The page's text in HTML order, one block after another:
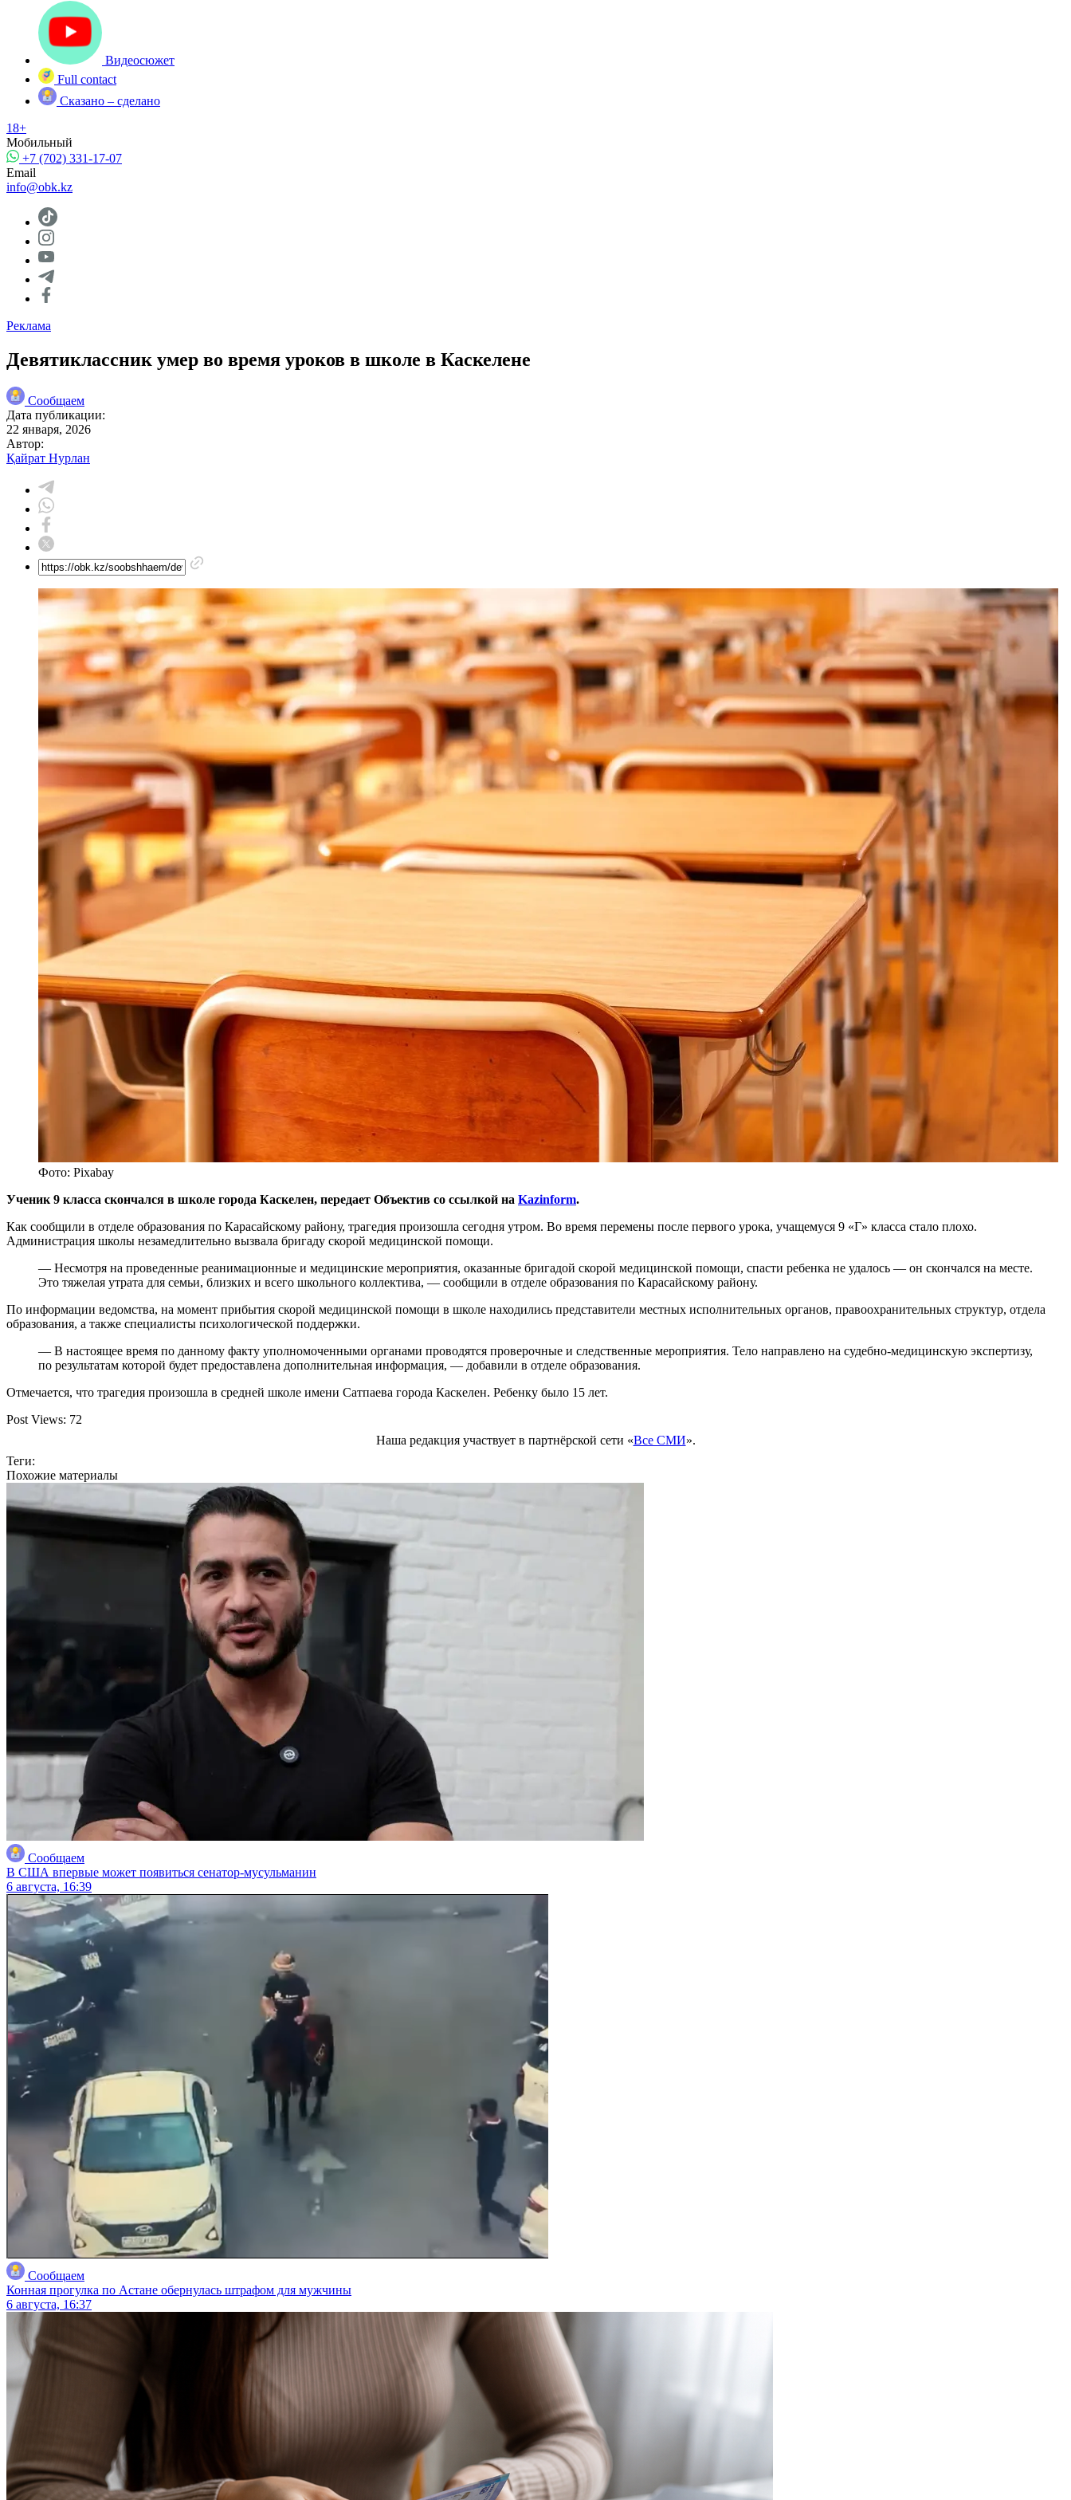
Видеосюжет
Full contact
Сказано – сделано
18+
Мобильный
+7 (702) 331-17-07
Email
info@obk.kz
Реклама
Девятиклассник умер во время уроков в школе в Каскелене
Сообщаем
Дата публикации:
22 января, 2026
Автор:
Қайрат Нурлан
Фото: Pixabay
Ученик 9 класса скончался в школе города Каскелен, передает Объектив со ссылкой на Kazinform.
Как сообщили в отделе образования по Карасайскому району, трагедия произошла сегодня утром. Во время перемены после первого урока, учащемуся 9 «Г» класса стало плохо.
Администрация школы незамедлительно вызвала бригаду скорой медицинской помощи.
— Несмотря на проведенные реанимационные и медицинские мероприятия, оказанные бригадой скорой медицинской помощи, спасти ребенка не удалось — он скончался на месте.
Это тяжелая утрата для семьи, близких и всего школьного коллектива, — сообщили в отделе образования по Карасайскому району.
По информации ведомства, на момент прибытия скорой медицинской помощи в школе находились представители местных исполнительных органов, правоохранительных структур, отдела
образования, а также специалисты психологической поддержки.
— В настоящее время по данному факту уполномоченными органами проводятся проверочные и следственные мероприятия. Тело направлено на судебно-медицинскую экспертизу,
по результатам которой будет предоставлена дополнительная информация, — добавили в отделе образования.
Отмечается, что трагедия произошла в средней школе имени Сатпаева города Каскелен. Ребенку было 15 лет.
Post Views: 72
Наша редакция участвует в партнёрской сети «Все СМИ».
Теги:
Похожие материалы
Сообщаем
В США впервые может появиться сенатор-мусульманин
6 августа, 16:39
Сообщаем
Конная прогулка по Астане обернулась штрафом для мужчины
6 августа, 16:37